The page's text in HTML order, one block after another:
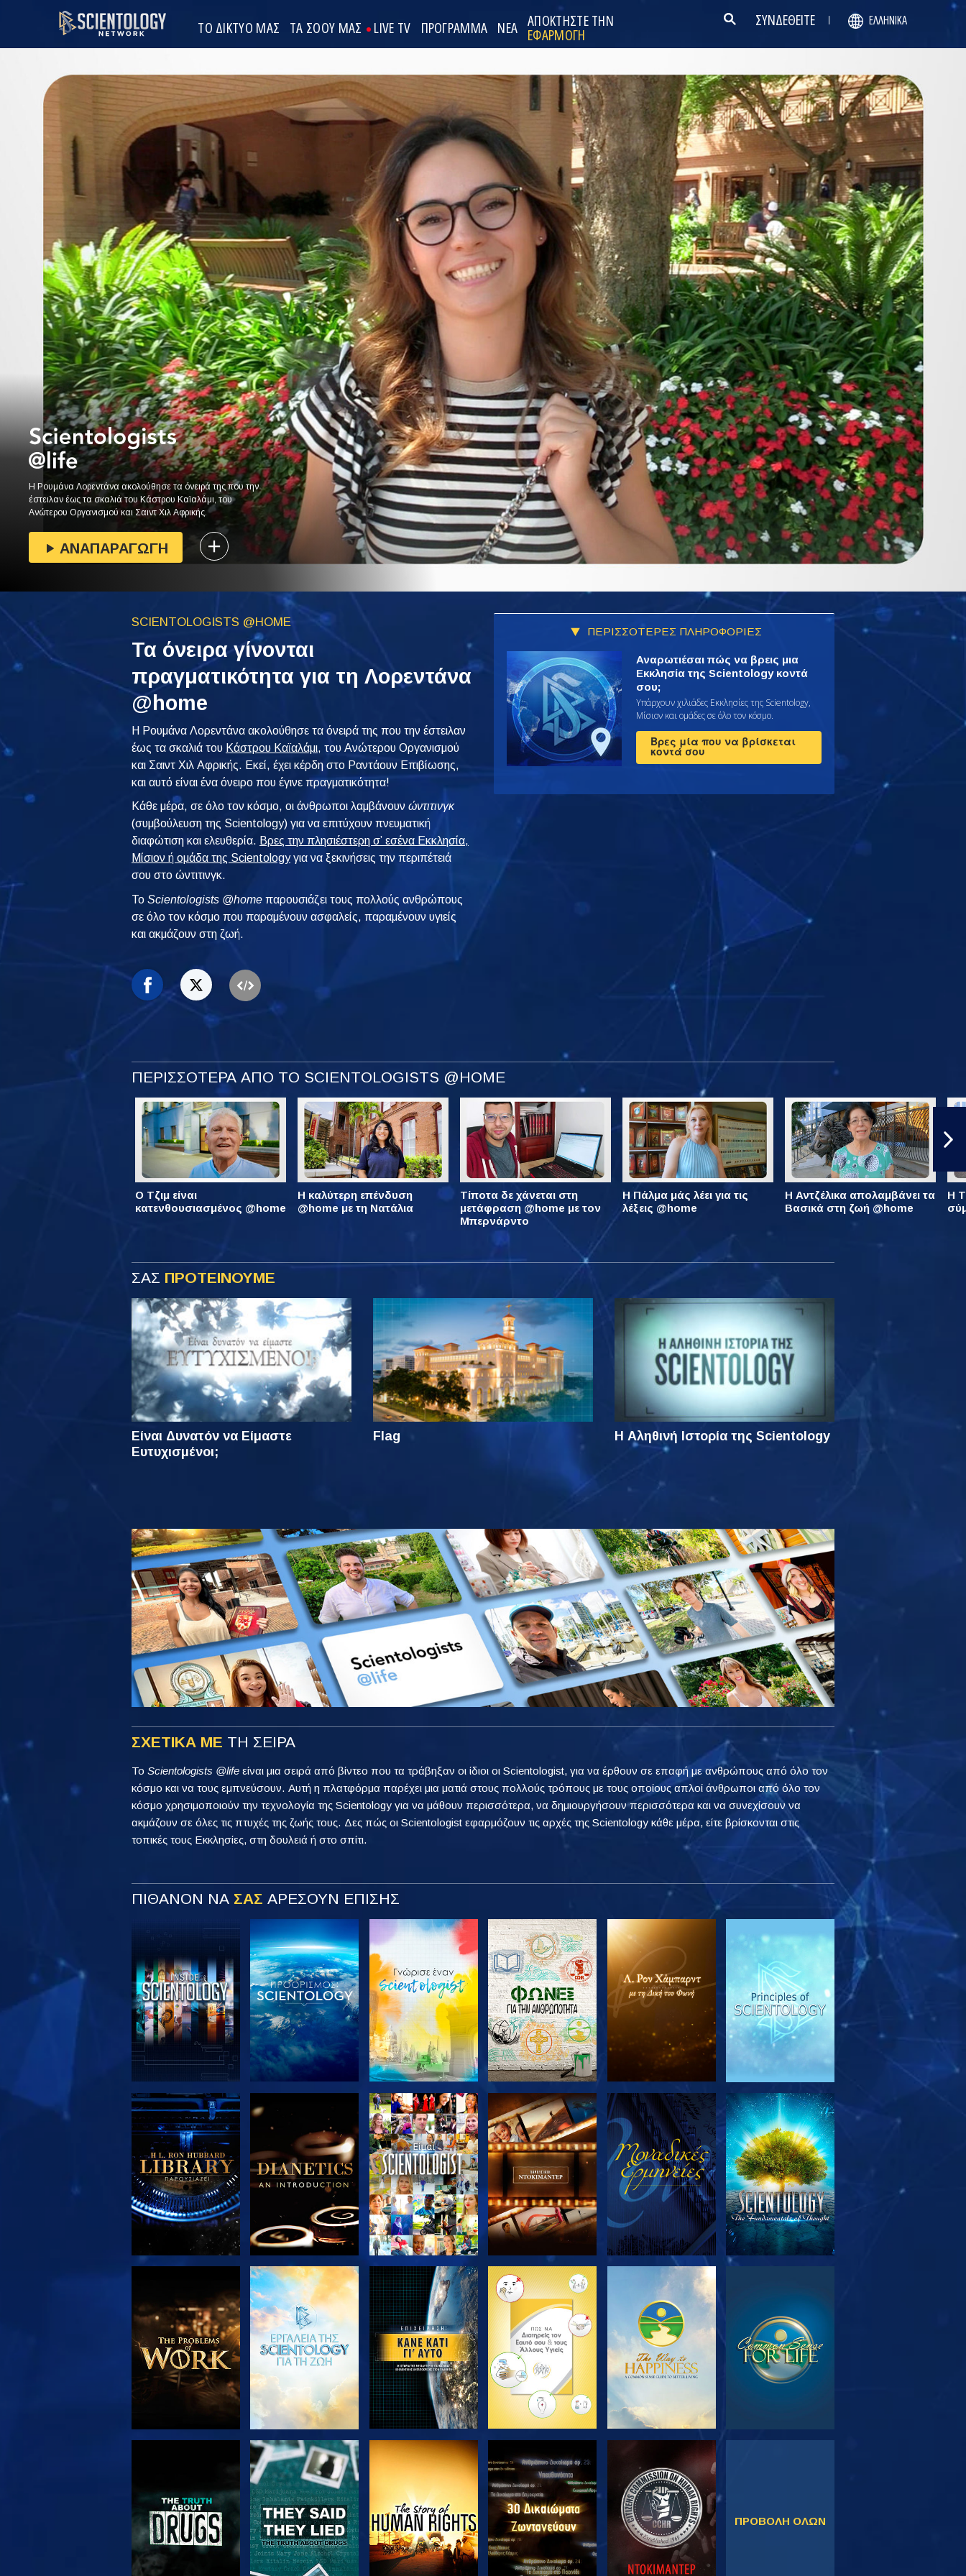
ΤΟ ΔΙΚΤΥΟ ΜΑΣ ΤΑ ΣΟΟΥ ΜΑΣ LIVE TV ΠΡΟΓΡΑΜΜΑ ΝΕΑ ΑΠΟΚΤΗΣΤΕ ΤΗΝ
ΕΦΑΡΜΟΓΗ
ΣΥΝΔΕΘΕΙΤΕ ΕΛΛΗΝΙΚΆ
Η Ρουμάνα Λορεντάνα ακολούθησε τα όνειρά της που την
έστειλαν έως τα σκαλιά του Κάστρου Καϊαλάμι, του
Ανώτερου Οργανισμού και Σαιντ Χιλ Αφρικής.
ΑΝΑΠΑΡΑΓΩΓΗ
SCIENTOLOGISTS @HOME
Τα όνειρα γίνονται
πραγματικότητα για τη Λορεντάνα
@home
Η Ρουμάνα Λορεντάνα ακολούθησε τα όνειρά της που την έστειλαν
έως τα σκαλιά του Κάστρου Καϊαλάμι, του Ανώτερου Οργανισμού
και Σαιντ Χιλ Αφρικής. Εκεί, έχει κέρδη στο Ραντάουν Επιβίωσης,
και αυτό είναι ένα όνειρο που έγινε πραγματικότητα!
Κάθε μέρα, σε όλο τον κόσμο, οι άνθρωποι λαμβάνουνώντιτινγκ
(συμβούλευση της Scientology) για να επιτύχουν πνευματική
διαφώτιση και ελευθερία. Βρες την πλησιέστερη σ’ εσένα Εκκλησία,
Μίσιον ή ομάδα της Scientologyγια να ξεκινήσεις την περιπέτειά
σου στο ώντιτινγκ.
ToScientologists @home παρουσιάζει τους πολλούς ανθρώπους
σε όλο τον κόσμο που παραμένουν ασφαλείς, παραμένουν υγιείς
και ακμάζουν στη ζωή.
ΠΕΡΙΣΣΟΤΕΡΕΣ ΠΛΗΡΟΦΟΡΙΕΣ
Αναρωτιέσαι πώς να βρεις μια
Εκκλησία της Scientology κοντά
σου;
Υπάρχουν χιλιάδες Εκκλησίες της Scientology,
Μίσιον και ομάδες σε όλο τον κόσμο.
Βρες μία που να βρίσκεται
κοντά σου
ΠΕΡΙΣΣΟΤΕΡΑ ΑΠΟ ΤΟ SCIENTOLOGISTS @HOME
Ο Τζιμ είναι
κατενθουσιασμένος @home
Η καλύτερη επένδυση
@home με τη Νατάλια
Τίποτα δε χάνεται στη
μετάφραση @home με τον
Μπερνάρντο
Η Πάλμα μάς λέει για τις
λέξεις @home
Η Αντζέλικα απολαμβάνει τα
Βασικά στη ζωή @home
Η
ΣΑΣ ΠΡΟΤΕΙΝΟΥΜΕ
Είναι Δυνατόν να Είμαστε
Ευτυχισμένοι;
Flag Η Αληθινή Ιστορία της Scientology
ΣΧΕΤΙΚΑ ΜΕ ΤΗ ΣΕΙΡΑ
Το Scientologists @life είναι μια σειρά από βίντεο που τα τράβηξαν οι ίδιοι οι Scientologist, για να έρθουν σε επαφή με ανθρώπους από όλο τον
κόσμο και να τους εμπνεύσουν. Αυτή η πλατφόρμα παρέχει μια ματιά στους πολλούς τρόπους με τους οποίους απλοί άνθρωποι από όλο τον
κόσμο χρησιμοποιούν την τεχνολογία της Scientology για να μάθουν περισσότερα, να δημιουργήσουν περισσότερα και να συνεχίσουν να
ακμάζουν σε όλες τις πτυχές της ζωής τους. Δες πώς οι Scientologist εφαρμόζουν τις αρχές της Scientology κάθε μέρα, είτε βρίσκονται στις
τοπικές τους Εκκλησίες, στη δουλειά ή στο σπίτι.
ΠΙΘΑΝΟΝ ΝΑ ΣΑΣ ΑΡΕΣΟΥΝ ΕΠΙΣΗΣ
ΕΞΕΡΕΥΝΗΣΤΕ ΤΗ
ΣΕΙΡΑ
ΕΞΕΡΕΥΝΗΣΤΕ ΤΗ
ΣΕΙΡΑ
ΕΞΕΡΕΥΝΗΣΤΕ ΤΗ
ΣΕΙΡΑ
ΕΞΕΡΕΥΝΗΣΤΕ ΤΗ
ΣΕΙΡΑ
ΕΞΕΡΕΥΝΗΣΤΕ ΤΗ
ΣΕΙΡΑ
ΠΑΡΑΚΟΛΟΥΘΗΣΤΕ
ΕΞΕΡΕΥΝΗΣΤΕ ΤΗ
ΣΕΙΡΑ
ΠΑΡΑΚΟΛΟΥΘΗΣΤΕ
ΕΞΕΡΕΥΝΗΣΤΕ ΤΗ
ΣΕΙΡΑ
ΕΞΕΡΕΥΝΗΣΤΕ ΤΗ
ΣΕΙΡΑ
ΕΞΕΡΕΥΝΗΣΤΕ ΤΗ
ΣΕΙΡΑ
ΠΑΡΑΚΟΛΟΥΘΗΣΤΕ ΠΑΡΑΚΟΛΟΥΘΗΣΤΕ ΠΑΡΑΚΟΛΟΥΘΗΣΤΕ ΠΑΡΑΚΟΛΟΥΘΗΣΤΕ
ΠΡΟΒΟΛΗ ΟΛΩΝ